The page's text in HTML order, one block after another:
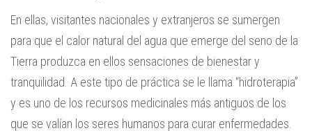
En ellas, visitantes nacionales y extranjeros se sumergen
para que el calor natural del agua que emerge del seno de la
Tierra produzca en ellos sensaciones de bienestar y
tranquilidad. A este tipo de práctica se le llama “hidroterapia”
y es uno de los recursos medicinales más antiguos de los
que se valían los seres humanos para curar enfermedades.